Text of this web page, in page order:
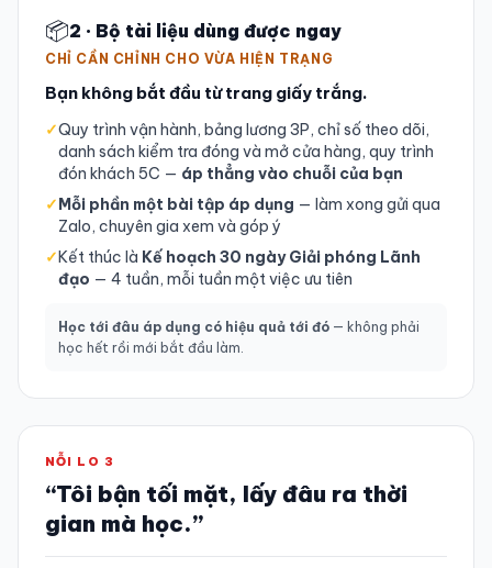
📦2 · Bộ tài liệu dùng được ngay
CHỈ CẦN CHỈNH CHO VỪA HIỆN TRẠNG
Bạn không bắt đầu từ trang giấy trắng.
✓Quy trình vận hành, bảng lương 3P, chỉ số theo dõi,
danh sách kiểm tra đóng và mở cửa hàng, quy trình
đón khách 5C — áp thẳng vào chuỗi của bạn
✓Mỗi phần một bài tập áp dụng — làm xong gửi qua
Zalo, chuyên gia xem và góp ý
✓Kết thúc là Kế hoạch 30 ngày Giải phóng Lãnh
đạo — 4 tuần, mỗi tuần một việc ưu tiên
Học tới đâu áp dụng có hiệu quả tới đó — không phải
học hết rồi mới bắt đầu làm.
NỖI LO 3
“Tôi bận tối mặt, lấy đâu ra thời
gian mà học.”